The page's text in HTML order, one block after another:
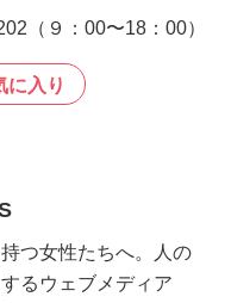
（９：00〜18：00）
に入り
つ女性たちへ。人の
るウェブメディア